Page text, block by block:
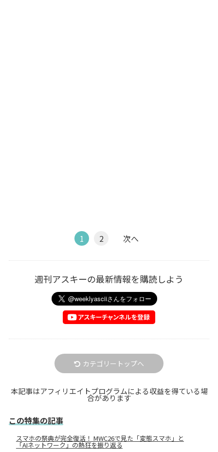
1 2 次へ
週刊アスキーの最新情報を購読しよう
カテゴリートップへ
本記事はアフィリエイトプログラムによる収益を得ている場
合があります
この特集の記事
スマホの祭典が完全復活！ MWC26で見た「変態スマホ」と
「AIネットワーク」の熱狂を振り返る